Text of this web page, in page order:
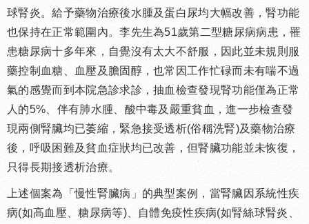
球腎炎。給予藥物治療後水腫及蛋白尿均大幅改善，腎功能
也保持在正常範圍內。李先生為51歲第二型糖尿病病患，罹
患糖尿病十多年來，自覺沒有太大不舒服，因此並未規則服
藥控制血糖、血壓及膽固醇，也常因工作忙碌而未有喘不過
氣的感覺而到本院急診求診，抽血檢查發現腎功能僅為正常
人的5%、伴有肺水腫、酸中毒及嚴重貧血，進一步檢查發
現兩側腎臟均已萎縮，緊急接受透析(俗稱洗腎)及藥物治療
後，呼吸困難及貧血症狀均已改善，但腎臟功能並未恢復，
只得長期接透析治療。
上述個案為「慢性腎臟病」的典型案例，當腎臟因系統性疾
病(如高血壓、糖尿病等)、自體免疫性疾病(如腎絲球腎炎、